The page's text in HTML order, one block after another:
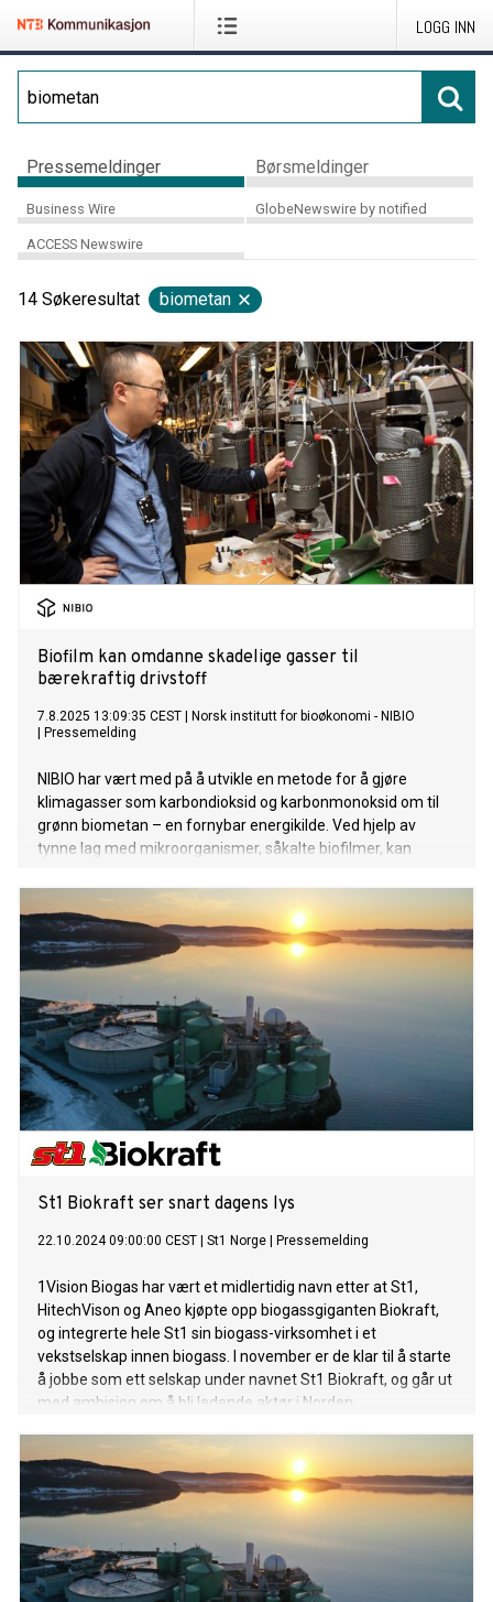
LOGG INN
Pressemeldinger Børsmeldinger
Business Wire GlobeNewswire by notified
ACCESS Newswire
14 Søkeresultat biometan
Biofilm kan omdanne skadelige gasser til
bærekraftig drivstoff
7.8.2025 13:09:35 CEST
Norsk institutt for bioøkonomi - NIBIO
Pressemelding
NIBIO har vært med på å utvikle en metode for å gjøre
klimagasser som karbondioksid og karbonmonoksid om til
grønn biometan – en fornybar energikilde. Ved hjelp av
tynne lag med mikroorganismer, såkalte biofilmer, kan
St1 Biokraft ser snart dagens lys
22.10.2024 09:00:00 CEST St1 Norge Pressemelding
1Vision Biogas har vært et midlertidig navn etter at St1,
HitechVison og Aneo kjøpte opp biogassgiganten Biokraft,
og integrerte hele St1 sin biogass-virksomhet i et
vekstselskap innen biogass. I november er de klar til å starte
å jobbe som ett selskap under navnet St1 Biokraft, og går ut
med ambisjon om å bli ledende aktør i Norden.